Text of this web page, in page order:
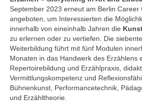
September 2023 erneut am Berlin Career
angeboten, um Interessierten die
innerhalb von eineinhalb Jahren die
zu erlernen oder zu vertiefen. Die
Weiterbildung führt mit fünf Modulen
Monaten in das Handwerk des Erzählens
Repertoirebildung und Erzählpraxis,
Vermittlungskompetenz und
Bühnenkunst, Performancetechnik,
und Erzähltheorie.